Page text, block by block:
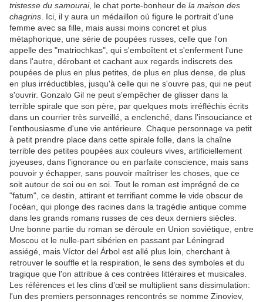
tristesse du samourai, le chat porte-bonheur de la maison des
chagrins . Ici, il y aura un médaillon où figure le portrait d'une
femme avec sa fille, mais aussi moins concret et plus
métaphorique, une série de poupées russes, celle que l'on
appelle des "matriochkas", qui s'emboîtent et s'enferment l'une
dans l'autre, dérobant et cachant aux regards indiscrets des
poupées de plus en plus petites, de plus en plus dense, de plus
en plus irréductibles, jusqu'à celle qui ne s'ouvre pas, qui ne peut
s'ouvrir. Gonzalo Gil ne peut s'empêcher de glisser dans la
terrible spirale que son père, par quelques mots irréfléchis écrits
dans un courrier très surveillé, a enclenché, dans l'insouciance et
l'enthousiasme d'une vie antérieure. Chaque personnage va petit
à petit prendre place dans cette spirale folle, dans la chaîne
terrible des petites poupées aux couleurs vives, artificiellement
joyeuses, dans l'ignorance ou en parfaite conscience, mais sans
pouvoir y échapper, sans pouvoir maîtriser les choses, que ce
soit autour de soi ou en soi. Tout le roman est imprégné de ce
"fatum", ce destin, attirant et terrifiant comme le vide obscur de
l'océan, qui plonge des racines dans la tragédie antique comme
dans les grands romans russes de ces deux derniers siècles.
Une bonne partie du roman se déroule en Union soviétique, entre
Moscou et le nulle-part sibérien en passant par Léningrad
assiégé, mais Víctor del Árbol est allé plus loin, cherchant à
retrouver le souffle et la respiration, le sens des symboles et du
tragique que l'on attribue à ces contrées littéraires et musicales.
Les références et les clins d’œil se multiplient sans dissimulation:
l'un des premiers personnages rencontrés se nomme Zinoviev,